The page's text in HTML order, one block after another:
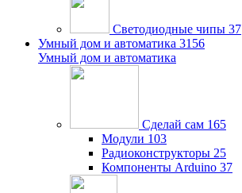
Светодиодные чипы 37
Умный дом и автоматика 3156
Умный дом и автоматика
Сделай сам 165
Модули 103
Радиоконструкторы 25
Компоненты Arduino 37